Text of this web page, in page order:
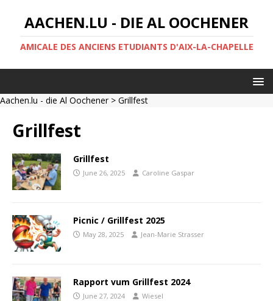
AACHEN.LU - DIE AL OOCHENER
AMICALE DES ANCIENS ETUDIANTS D'AIX-LA-CHAPELLE
Aachen.lu - die Al Oochener> Grillfest
Grillfest
Grillfest
June 26, 2025 Caroline Gaspar
Picnic / Grillfest 2025
May 28, 2025 Jean-Marie Strasser
Rapport vum Grillfest 2024
June 27, 2024 Wiesel